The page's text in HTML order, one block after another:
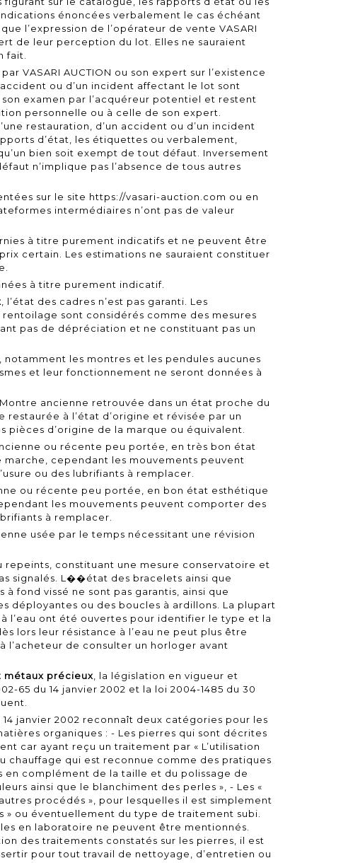
énoncées verbalement le cas échéant
l’expression de l’opérateur de vente VASARI
de leur perception du lot. Elles ne sauraient
fait.
VASARI AUCTION ou son expert sur l’existence
accident ou d’un incident affectant le lot sont
examen par l’acquéreur potentiel et restent
personnelle ou à celle de son expert.
restauration, d’un accident ou d’un incident
d’état, les étiquettes ou verbalement,
bien soit exempt de tout défaut. Inversement
n’implique pas l’absence de tous autres
sur le site https://vasari-auction.com ou en
intermédiaires n’ont pas de valeur
à titre purement indicatifs et ne peuvent être
certain. Les estimations ne sauraient constituer
à titre purement indicatif.
, l’état des cadres n’est pas garanti. Les
rentoilage sont considérés comme des mesures
pas de dépréciation et ne constituant pas un
, notamment les montres et les pendules aucunes
et leur fonctionnement ne seront données à
ancienne retrouvée dans un état proche du
restaurée à l’état d’origine et révisée par un
pièces d’origine de la marque ou équivalent.
ou récente peu portée, en très bon état
cependant les mouvements peuvent
ou des lubrifiants à remplacer.
ou récente peu portée, en bon état esthétique
les mouvements peuvent comporter des
à remplacer.
usée par le temps nécessitant une révision
repeints, constituant une mesure conservatoire et
signalés. L��état des bracelets ainsi que
à fond vissé ne sont pas garantis, ainsi que
déployantes ou des boucles à ardillons. La plupart
l’eau ont été ouvertes pour identifier le type et la
lors leur résistance à l’eau ne peut plus être
l’acheteur de consulter un horloger avant
métaux précieux , la législation en vigueur et
65 du 14 janvier 2002 et la loi 2004-1485 du 30
14 janvier 2002 reconnaît deux catégories pour les
organiques : - Les pierres qui sont décrites
car ayant reçu un traitement par « L’utilisation
chauffage qui est reconnue comme des pratiques
en complément de la taille et du polissage de
ainsi que le blanchiment des perles », - Les «
procédés », pour lesquelles il est simplement
» ou éventuellement du type de traitement subi.
en laboratoire ne peuvent être mentionnés.
des traitements constatés sur les pierres, il est
pour tout travail de nettoyage, d’entretien ou